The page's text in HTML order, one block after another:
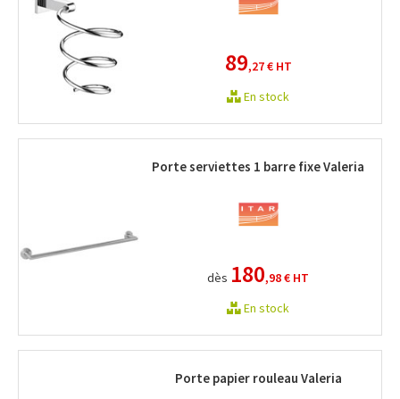
89,27 €HT
En stock
Porte serviettes 1 barre fixe Valeria
dès 180,98 € HT
En stock
Porte papier rouleau Valeria